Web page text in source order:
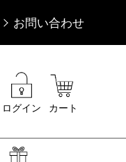
お問い合わせ
ログイン カート